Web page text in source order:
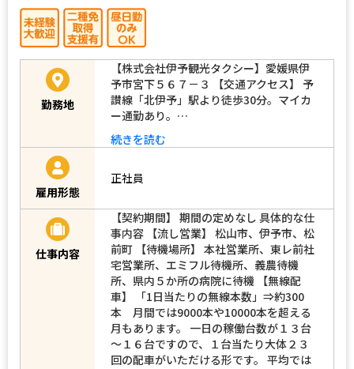
勤務地
【株式会社伊予観光タクシー】愛媛県伊
予市宮下５６７－３ 【交通アクセス】 予
讃線「北伊予」駅より徒歩30分。マイカ
ー通勤あり。…
続きを読む
雇用形態
正社員
仕事内容
【契約期間】 期間の定めなし 具体的な仕
事内容 【流し営業】 松山市、伊予市、松
前町 【待機場所】 本社営業所、東レ前社
宅営業所、エミフル待機所、義農待機
所、県内５か所の病院に待機 【無線配
車】 「1日当たりの無線本数」⇒約300
本 月間では9000本や10000本を超える
月もあります。 一日の稼働台数が１３台
～１６台ですので、１台当たり大体２３
回の配車がいただける形です。 平均では